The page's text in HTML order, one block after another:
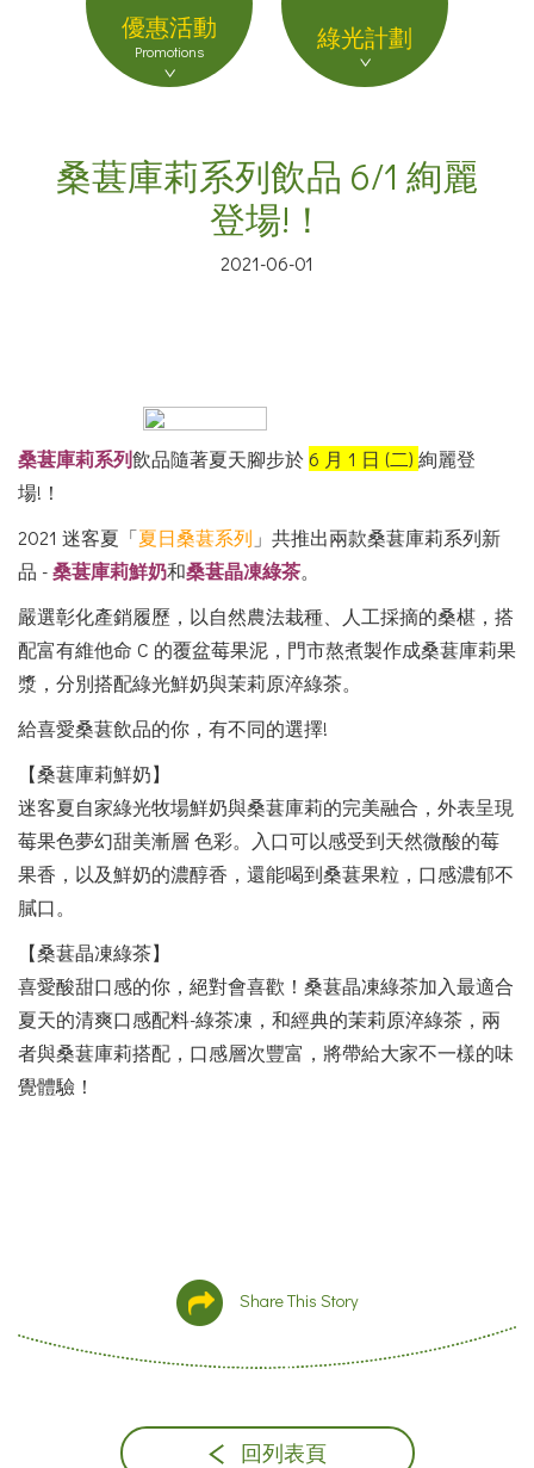
優惠活動
Promotions 綠光計劃
桑葚庫莉系列飲品 6/1 絢麗
登場!！
2021-06-01
桑葚庫莉系列飲品隨著夏天腳步於 6 月 1 日 (二) 絢麗登
場!！
2021 迷客夏「夏日桑葚系列 」共推出兩款桑葚庫莉系列新
品 -桑葚庫莉鮮奶和桑葚晶凍綠茶。
嚴選彰化產銷履歷，以自然農法栽種、人工採摘的桑椹，搭
配富有維他命 C 的覆盆莓果泥，門市熬煮製作成桑葚庫莉果
漿，分別搭配綠光鮮奶與茉莉原淬綠茶。
給喜愛桑葚飲品的你，有不同的選擇!
【桑葚庫莉鮮奶】
迷客夏自家綠光牧場鮮奶與桑葚庫莉的完美融合，外表呈現
莓果色夢幻甜美漸層 色彩。入口可以感受到天然微酸的莓
果香，以及鮮奶的濃醇香，還能喝到桑葚果粒，口感濃郁不
膩口。
【桑葚晶凍綠茶】
喜愛酸甜口感的你，絕對會喜歡！桑葚晶凍綠茶加入最適合
夏天的清爽口感配料-綠茶凍，和經典的茉莉原淬綠茶，兩
者與桑葚庫莉搭配，口感層次豐富，將帶給大家不一樣的味
覺體驗！
Share This Story
回列表頁